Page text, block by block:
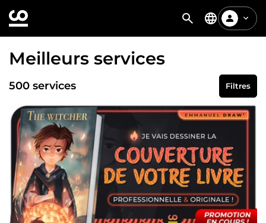
Meilleurs services
500 services Filtres